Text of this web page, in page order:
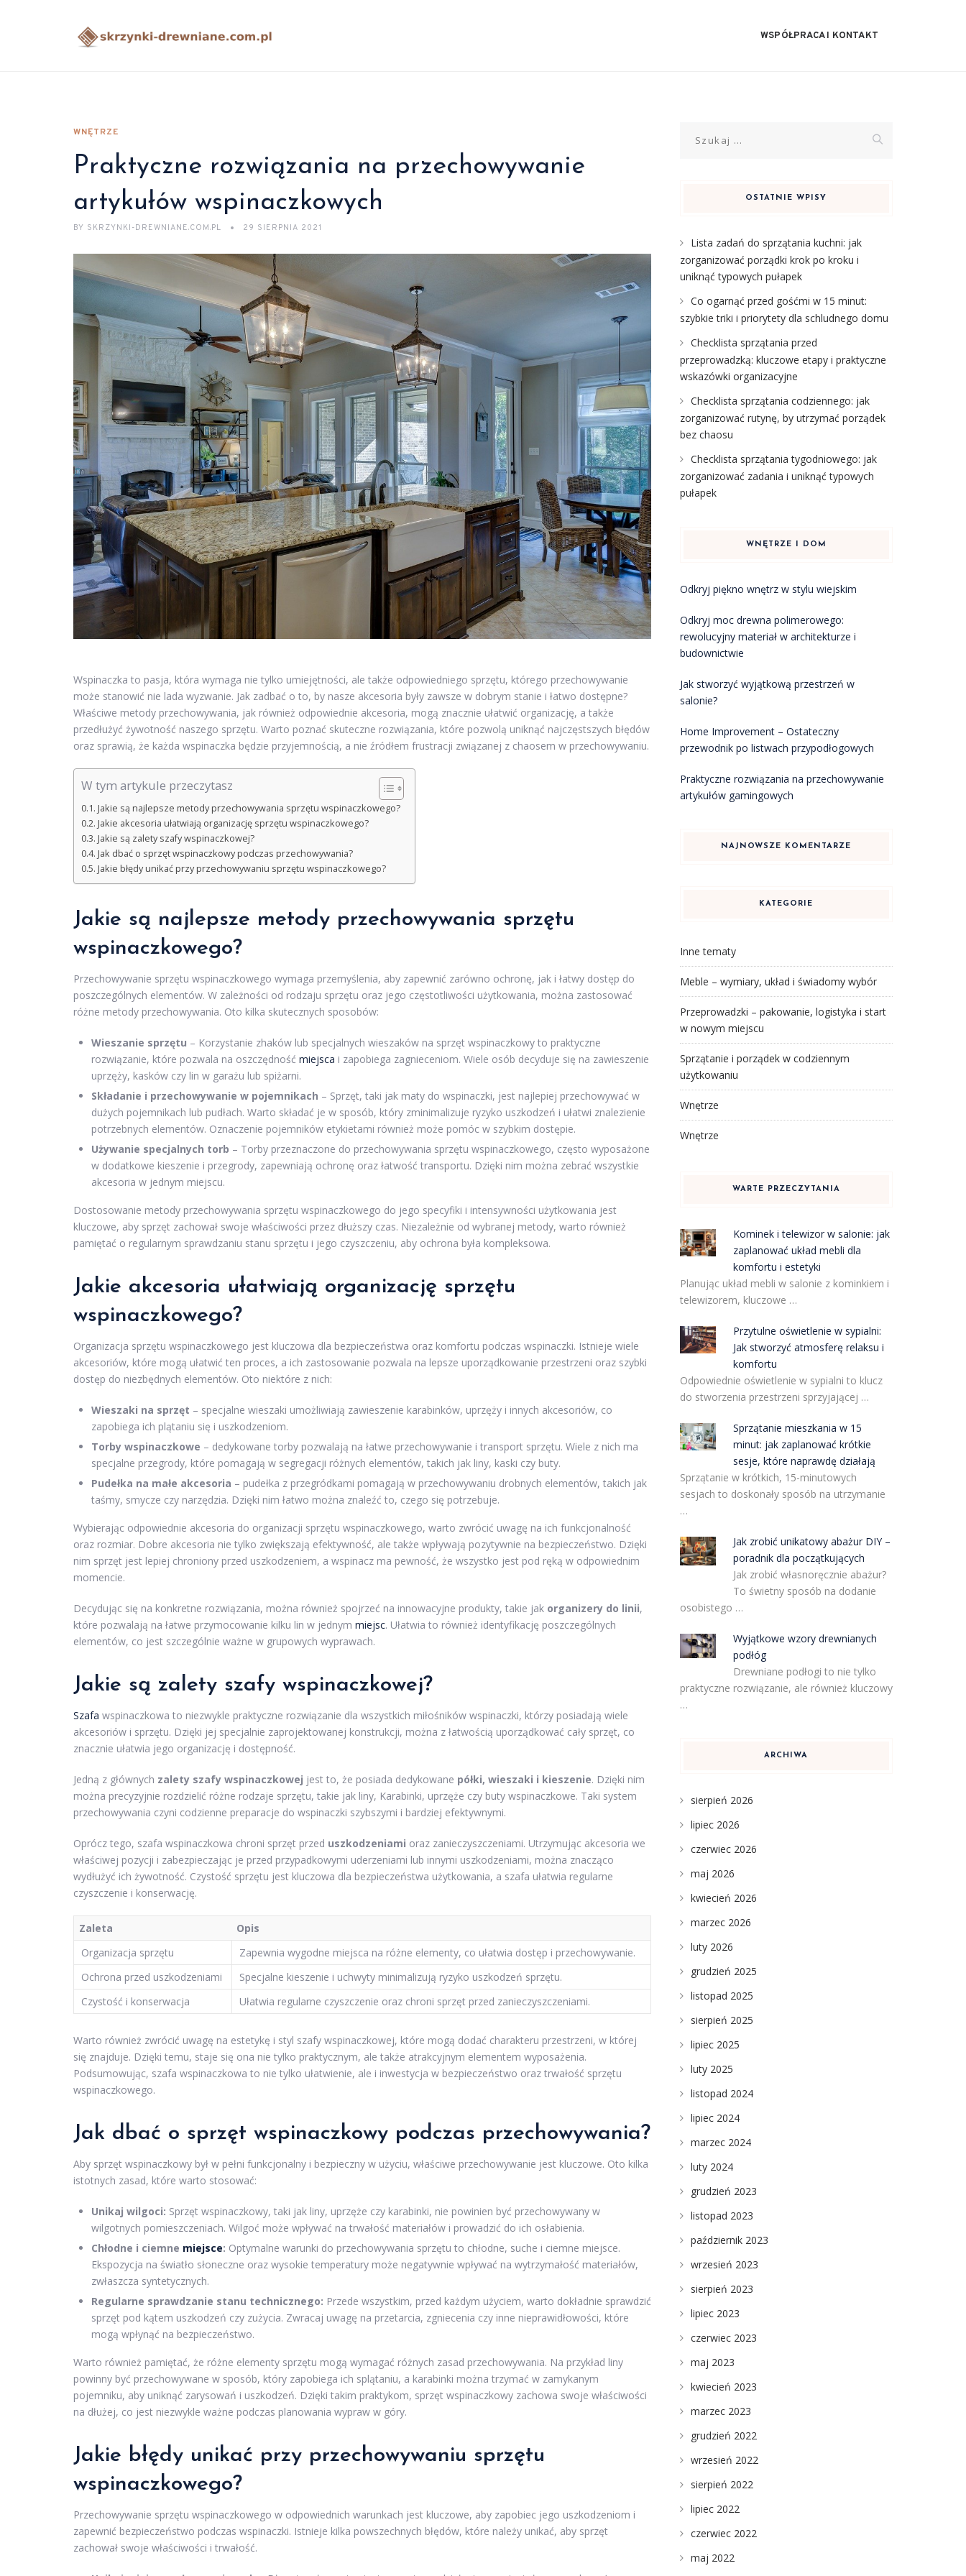
WSPÓŁPRACA I KONTAKT
WNĘTRZE
Praktyczne rozwiązania na przechowywanie
artykułów wspinaczkowych
BY SKRZYNKI-DREWNIANE.COM.PL 29 SIERPNIA 2021
Wspinaczka to pasja, która wymaga nie tylko umiejętności, ale także odpowiedniego sprzętu, którego przechowywanie
może stanowić nie lada wyzwanie. Jak zadbać o to, by nasze akcesoria były zawsze w dobrym stanie i łatwo dostępne?
Właściwe metody przechowywania, jak również odpowiednie akcesoria, mogą znacznie ułatwić organizację, a także
przedłużyć żywotność naszego sprzętu. Warto poznać skuteczne rozwiązania, które pozwolą uniknąć najczęstszych błędów
oraz sprawią, że każda wspinaczka będzie przyjemnością, a nie źródłem frustracji związanej z chaosem w przechowywaniu.
W tym artykule przeczytasz
Jakie są najlepsze metody przechowywania sprzętu wspinaczkowego?
Jakie akcesoria ułatwiają organizację sprzętu wspinaczkowego?
Jakie są zalety szafy wspinaczkowej?
Jak dbać o sprzęt wspinaczkowy podczas przechowywania?
Jakie błędy unikać przy przechowywaniu sprzętu wspinaczkowego?
Jakie są najlepsze metody przechowywania sprzętu
wspinaczkowego?
Przechowywanie sprzętu wspinaczkowego wymaga przemyślenia, aby zapewnić zarówno ochronę, jak i łatwy dostęp do
poszczególnych elementów. W zależności od rodzaju sprzętu oraz jego częstotliwości użytkowania, można zastosować
różne metody przechowywania. Oto kilka skutecznych sposobów:
Wieszanie sprzętu – Korzystanie zhaków lub specjalnych wieszaków na sprzęt wspinaczkowy to praktyczne
rozwiązanie, które pozwala na oszczędność miejsca i zapobiega zagnieceniom. Wiele osób decyduje się na zawieszenie
uprzęży, kasków czy lin w garażu lub spiżarni.
Składanie i przechowywanie w pojemnikach – Sprzęt, taki jak maty do wspinaczki, jest najlepiej przechowywać w
dużych pojemnikach lub pudłach. Warto składać je w sposób, który zminimalizuje ryzyko uszkodzeń i ułatwi znalezienie
potrzebnych elementów. Oznaczenie pojemników etykietami również może pomóc w szybkim dostępie.
Używanie specjalnych torb – Torby przeznaczone do przechowywania sprzętu wspinaczkowego, często wyposażone
w dodatkowe kieszenie i przegrody, zapewniają ochronę oraz łatwość transportu. Dzięki nim można zebrać wszystkie
akcesoria w jednym miejscu.
Dostosowanie metody przechowywania sprzętu wspinaczkowego do jego specyfiki i intensywności użytkowania jest
kluczowe, aby sprzęt zachował swoje właściwości przez dłuższy czas. Niezależnie od wybranej metody, warto również
pamiętać o regularnym sprawdzaniu stanu sprzętu i jego czyszczeniu, aby ochrona była kompleksowa.
Jakie akcesoria ułatwiają organizację sprzętu
wspinaczkowego?
Organizacja sprzętu wspinaczkowego jest kluczowa dla bezpieczeństwa oraz komfortu podczas wspinaczki. Istnieje wiele
akcesoriów, które mogą ułatwić ten proces, a ich zastosowanie pozwala na lepsze uporządkowanie przestrzeni oraz szybki
dostęp do niezbędnych elementów. Oto niektóre z nich:
Wieszaki na sprzęt – specjalne wieszaki umożliwiają zawieszenie karabinków, uprzęży i innych akcesoriów, co
zapobiega ich plątaniu się i uszkodzeniom.
Torby wspinaczkowe – dedykowane torby pozwalają na łatwe przechowywanie i transport sprzętu. Wiele z nich ma
specjalne przegrody, które pomagają w segregacji różnych elementów, takich jak liny, kaski czy buty.
Pudełka na małe akcesoria – pudełka z przegródkami pomagają w przechowywaniu drobnych elementów, takich jak
taśmy, smycze czy narzędzia. Dzięki nim łatwo można znaleźć to, czego się potrzebuje.
Wybierając odpowiednie akcesoria do organizacji sprzętu wspinaczkowego, warto zwrócić uwagę na ich funkcjonalność
oraz rozmiar. Dobre akcesoria nie tylko zwiększają efektywność, ale także wpływają pozytywnie na bezpieczeństwo. Dzięki
nim sprzęt jest lepiej chroniony przed uszkodzeniem, a wspinacz ma pewność, że wszystko jest pod ręką w odpowiednim
momencie.
Decydując się na konkretne rozwiązania, można również spojrzeć na innowacyjne produkty, takie jak organizery do linii,
które pozwalają na łatwe przymocowanie kilku lin w jednym miejsc. Ułatwia to również identyfikację poszczególnych
elementów, co jest szczególnie ważne w grupowych wyprawach.
Jakie są zalety szafy wspinaczkowej?
Szafa wspinaczkowa to niezwykle praktyczne rozwiązanie dla wszystkich miłośników wspinaczki, którzy posiadają wiele
akcesoriów i sprzętu. Dzięki jej specjalnie zaprojektowanej konstrukcji, można z łatwością uporządkować cały sprzęt, co
znacznie ułatwia jego organizację i dostępność.
Jedną z głównych zalety szafy wspinaczkowej jest to, że posiada dedykowane półki, wieszaki i kieszenie. Dzięki nim
można precyzyjnie rozdzielić różne rodzaje sprzętu, takie jak liny, Karabinki, uprzęże czy buty wspinaczkowe. Taki system
przechowywania czyni codzienne preparacje do wspinaczki szybszymi i bardziej efektywnymi.
Oprócz tego, szafa wspinaczkowa chroni sprzęt przed uszkodzeniami oraz zanieczyszczeniami. Utrzymując akcesoria we
właściwej pozycji i zabezpieczając je przed przypadkowymi uderzeniami lub innymi uszkodzeniami, można znacząco
wydłużyć ich żywotność. Czystość sprzętu jest kluczowa dla bezpieczeństwa użytkowania, a szafa ułatwia regularne
czyszczenie i konserwację.
Zaleta
Opis
Organizacja sprzętu
Zapewnia wygodne miejsca na różne elementy, co ułatwia dostęp i przechowywanie.
Ochrona przed uszkodzeniami
Specjalne kieszenie i uchwyty minimalizują ryzyko uszkodzeń sprzętu.
Czystość i konserwacja
Ułatwia regularne czyszczenie oraz chroni sprzęt przed zanieczyszczeniami.
Warto również zwrócić uwagę na estetykę i styl szafy wspinaczkowej, które mogą dodać charakteru przestrzeni, w której
się znajduje. Dzięki temu, staje się ona nie tylko praktycznym, ale także atrakcyjnym elementem wyposażenia.
Podsumowując, szafa wspinaczkowa to nie tylko ułatwienie, ale i inwestycja w bezpieczeństwo oraz trwałość sprzętu
wspinaczkowego.
Jak dbać o sprzęt wspinaczkowy podczas przechowywania?
Aby sprzęt wspinaczkowy był w pełni funkcjonalny i bezpieczny w użyciu, właściwe przechowywanie jest kluczowe. Oto kilka
istotnych zasad, które warto stosować:
Unikaj wilgoci: Sprzęt wspinaczkowy, taki jak liny, uprzęże czy karabinki, nie powinien być przechowywany w
wilgotnych pomieszczeniach. Wilgoć może wpływać na trwałość materiałów i prowadzić do ich osłabienia.
Chłodne i ciemne miejsce: Optymalne warunki do przechowywania sprzętu to chłodne, suche i ciemne miejsce.
Ekspozycja na światło słoneczne oraz wysokie temperatury może negatywnie wpływać na wytrzymałość materiałów,
zwłaszcza syntetycznych.
Regularne sprawdzanie stanu technicznego: Przede wszystkim, przed każdym użyciem, warto dokładnie sprawdzić
sprzęt pod kątem uszkodzeń czy zużycia. Zwracaj uwagę na przetarcia, zgniecenia czy inne nieprawidłowości, które
mogą wpłynąć na bezpieczeństwo.
Warto również pamiętać, że różne elementy sprzętu mogą wymagać różnych zasad przechowywania. Na przykład liny
powinny być przechowywane w sposób, który zapobiega ich splątaniu, a karabinki można trzymać w zamykanym
pojemniku, aby uniknąć zarysowań i uszkodzeń. Dzięki takim praktykom, sprzęt wspinaczkowy zachowa swoje właściwości
na dłużej, co jest niezwykle ważne podczas planowania wypraw w góry.
Jakie błędy unikać przy przechowywaniu sprzętu
wspinaczkowego?
Przechowywanie sprzętu wspinaczkowego w odpowiednich warunkach jest kluczowe, aby zapobiec jego uszkodzeniom i
zapewnić bezpieczeństwo podczas wspinaczki. Istnieje kilka powszechnych błędów, które należy unikać, aby sprzęt
zachował swoje właściwości i trwałość.
OSTATNIE WPISY
Lista zadań do sprzątania kuchni: jak
zorganizować porządki krok po kroku i
uniknąć typowych pułapek
Co ogarnąć przed gośćmi w 15 minut:
szybkie triki i priorytety dla schludnego domu
Checklista sprzątania przed
przeprowadzką: kluczowe etapy i praktyczne
wskazówki organizacyjne
Checklista sprzątania codziennego: jak
zorganizować rutynę, by utrzymać porządek
bez chaosu
Checklista sprzątania tygodniowego: jak
zorganizować zadania i uniknąć typowych
pułapek
WNĘTRZE I DOM
Odkryj piękno wnętrz w stylu wiejskim
Odkryj moc drewna polimerowego:
rewolucyjny materiał w architekturze i
budownictwie
Jak stworzyć wyjątkową przestrzeń w
salonie?
Home Improvement – Ostateczny
przewodnik po listwach przypodłogowych
Praktyczne rozwiązania na przechowywanie
artykułów gamingowych
NAJNOWSZE KOMENTARZE
KATEGORIE
Inne tematy
Meble – wymiary, układ i świadomy wybór
Przeprowadzki – pakowanie, logistyka i start
w nowym miejscu
Sprzątanie i porządek w codziennym
użytkowaniu
Wnętrze
Wnętrze
WARTE PRZECZYTANIA
Kominek i telewizor w salonie: jak
zaplanować układ mebli dla
komfortu i estetyki
Planując układ mebli w salonie z kominkiem i
telewizorem, kluczowe …
Przytulne oświetlenie w sypialni:
Jak stworzyć atmosferę relaksu i
komfortu
Odpowiednie oświetlenie w sypialni to klucz
do stworzenia przestrzeni sprzyjającej …
Sprzątanie mieszkania w 15
minut: jak zaplanować krótkie
sesje, które naprawdę działają
Sprzątanie w krótkich, 15-minutowych
sesjach to doskonały sposób na utrzymanie
…
Jak zrobić unikatowy abażur DIY –
poradnik dla początkujących
Jak zrobić własnoręcznie abażur?
To świetny sposób na dodanie
osobistego …
Wyjątkowe wzory drewnianych
podłóg
Drewniane podłogi to nie tylko
praktyczne rozwiązanie, ale również kluczowy
…
ARCHIWA
sierpień 2026
lipiec 2026
czerwiec 2026
maj 2026
kwiecień 2026
marzec 2026
luty 2026
grudzień 2025
listopad 2025
sierpień 2025
lipiec 2025
luty 2025
listopad 2024
lipiec 2024
marzec 2024
luty 2024
grudzień 2023
listopad 2023
październik 2023
wrzesień 2023
sierpień 2023
lipiec 2023
czerwiec 2023
maj 2023
kwiecień 2023
marzec 2023
grudzień 2022
wrzesień 2022
sierpień 2022
lipiec 2022
czerwiec 2022
maj 2022